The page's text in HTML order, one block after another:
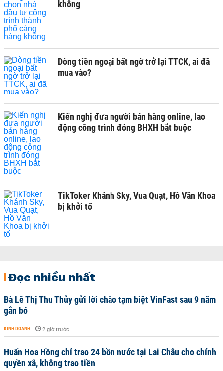
không
Dòng tiền ngoại bất ngờ trở lại TTCK, ai đã
mua vào?
Kiến nghị đưa người bán hàng online, lao
động công trình đóng BHXH bắt buộc
TikToker Khánh Sky, Vua Quạt, Hồ Văn Khoa
bị khởi tố
Đọc nhiều nhất
Bà Lê Thị Thu Thủy gửi lời chào tạm biệt VinFast sau 9 năm
gắn bó
KINH DOANH - 2 giờ trước
Huấn Hoa Hồng chỉ trao 24 bồn nước tại Lai Châu cho chính
quyền xã, không trao tiền